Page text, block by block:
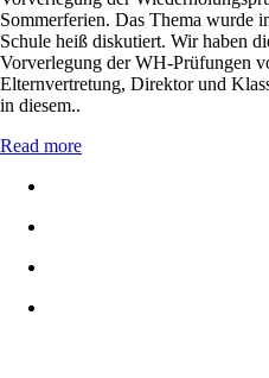
Sommerferien. Das Thema wurde
Schule heiß diskutiert. Wir haben
Vorverlegung der WH-Prüfungen
Elternvertretung, Direktor und
in diesem..
Read more